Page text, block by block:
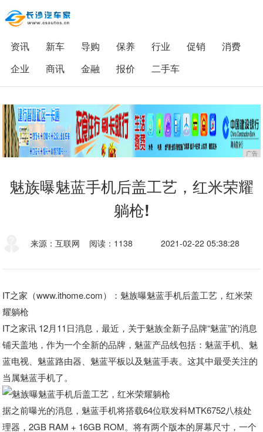
资讯 新车 导购 保养 行业 促销
消费
企业
商讯 金融 报价 二手车
广告
魅族曝魅蓝手机后盖工艺，红米荣耀
躺枪!
来源：互联网 阅读：1138 2021-02-22 05:38:28
IT之家（www.ithome.com）：魅族曝魅蓝手机后盖工艺，红米荣
耀躺枪
IT之家讯 12月11日消息，最近，关于魅族全新子品牌“魅蓝”的消息
铺天盖地，作为一个全新的品牌，魅蓝产品线包括：魅蓝手机、魅
蓝电视、魅蓝路由器、魅蓝平板以及魅蓝手表。这其中最受关注的
当属魅蓝手机了。
据之前曝光的消息，魅蓝手机将搭载64位联发科MTK6752八核处
理器，2GB RAM + 16GB ROM。将有两个版本的屏幕尺寸，一个